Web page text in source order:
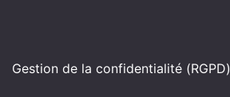
Gestion de la confidentialité (RGPD)